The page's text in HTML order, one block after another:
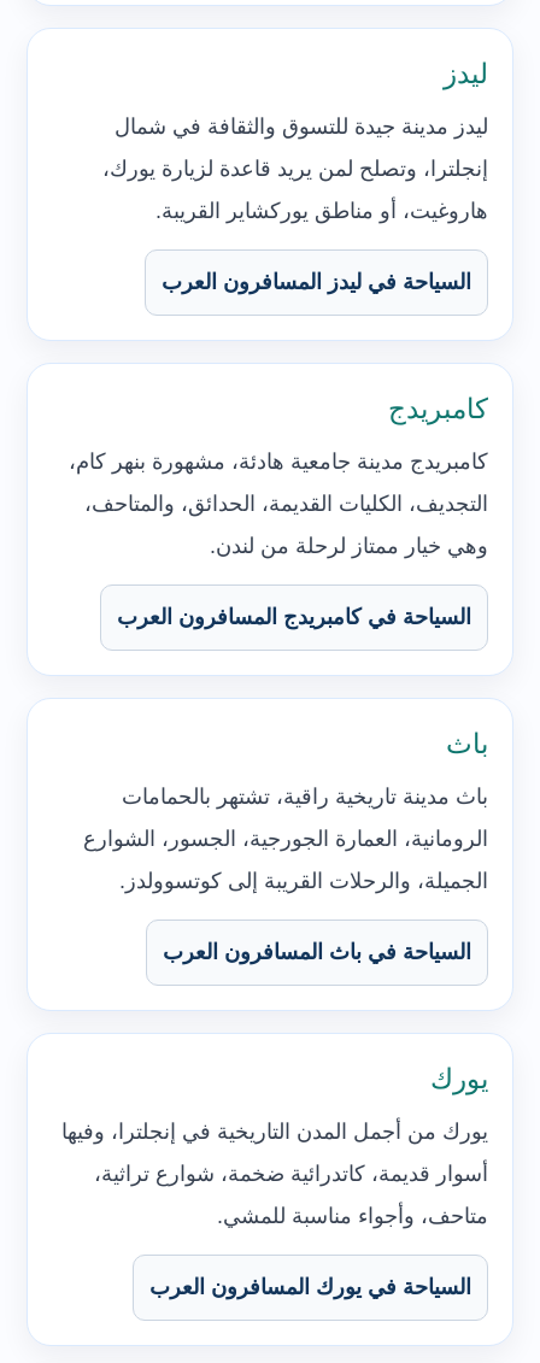
ليدز
ليدز مدينة جيدة للتسوق والثقافة في شمال
إنجلترا، وتصلح لمن يريد قاعدة لزيارة يورك،
هاروغيت، أو مناطق يوركشاير القريبة.
السياحة في ليدز المسافرون العرب
كامبريدج
كامبريدج مدينة جامعية هادئة، مشهورة بنهر كام،
التجديف، الكليات القديمة، الحدائق، والمتاحف،
وهي خيار ممتاز لرحلة من لندن.
السياحة في كامبريدج المسافرون العرب
باث
باث مدينة تاريخية راقية، تشتهر بالحمامات
الرومانية، العمارة الجورجية، الجسور، الشوارع
الجميلة، والرحلات القريبة إلى كوتسوولدز.
السياحة في باث المسافرون العرب
يورك
يورك من أجمل المدن التاريخية في إنجلترا، وفيها
أسوار قديمة، كاتدرائية ضخمة، شوارع تراثية،
متاحف، وأجواء مناسبة للمشي.
السياحة في يورك المسافرون العرب